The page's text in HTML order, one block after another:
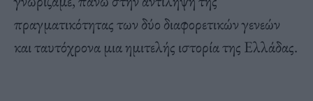
πραγματικότητας των δύο διαφορετικών γενεών
και ταυτόχρονα μια ημιτελής ιστορία της Ελλάδας.